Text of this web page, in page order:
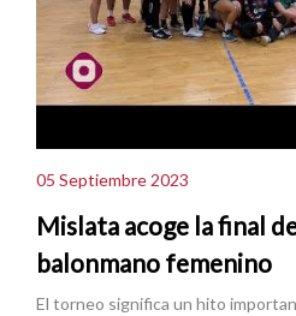
05 Septiembre 2023
Mislata acoge la final
balonmano femenino
El torneo significa un hito